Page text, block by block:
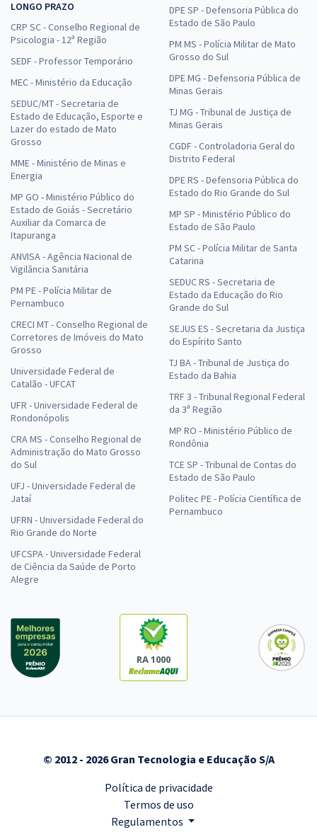
LONGO PRAZO
CRP SC - Conselho Regional de
Psicologia - 12ª Região
SEDF - Professor Temporário
MEC - Ministério da Educação
SEDUC/MT - Secretaria de
Estado de Educação, Esporte e
Lazer do estado de Mato
Grosso
MME - Ministério de Minas e
Energia
MP GO - Ministério Público do
Estado de Goiás - Secretário
Auxiliar da Comarca de
Itapuranga
ANVISA - Agência Nacional de
Vigilância Sanitária
PM PE - Polícia Militar de
Pernambuco
CRECI MT - Conselho Regional de
Corretores de Imóveis do Mato
Grosso
Universidade Federal de
Catalão - UFCAT
UFR - Universidade Federal de
Rondonópolis
CRA MS - Conselho Regional de
Administração do Mato Grosso
do Sul
UFJ - Universidade Federal de
Jataí
UFRN - Universidade Federal do
Rio Grande do Norte
UFCSPA - Universidade Federal
de Ciência da Saúde de Porto
Alegre
DPE SP - Defensoria Pública do
Estado de São Paulo
PM MS - Polícia Militar de Mato
Grosso do Sul
DPE MG - Defensoria Pública de
Minas Gerais
TJ MG - Tribunal de Justiça de
Minas Gerais
CGDF - Controladoria Geral do
Distrito Federal
DPE RS - Defensoria Pública do
Estado do Rio Grande do Sul
MP SP - Ministério Público do
Estado de São Paulo
PM SC - Polícia Militar de Santa
Catarina
SEDUC RS - Secretaria de
Estado da Educação do Rio
Grande do Sul
SEJUS ES - Secretaria da Justiça
do Espírito Santo
TJ BA - Tribunal de Justiça do
Estado da Bahia
TRF 3 - Tribunal Regional Federal
da 3ª Região
MP RO - Ministério Público de
Rondônia
TCE SP - Tribunal de Contas do
Estado de São Paulo
Politec PE - Polícia Científica de
Pernambuco
RA 1000
© 2012 - 2026 Gran Tecnologia e Educação S/A
Política de privacidade
Termos de uso
Regulamentos